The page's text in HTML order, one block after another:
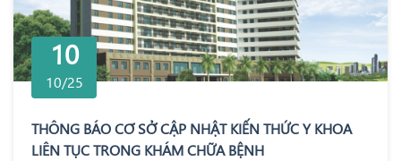
10
10/25
THÔNG BÁO CƠ SỞ CẬP NHẬT KIẾN THỨC Y KHOA
LIÊN TỤC TRONG KHÁM CHỮA BỆNH